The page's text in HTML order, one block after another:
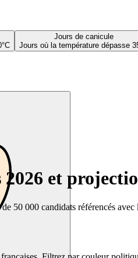
Jours de canicule
Jours où la température dépasse
et
50 000 candidats référencés